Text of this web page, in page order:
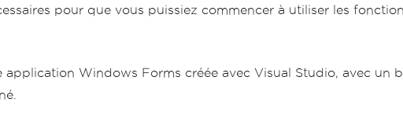
pour que vous puissiez commencer à utiliser les
application Windows Forms créée avec Visual Studio, avec